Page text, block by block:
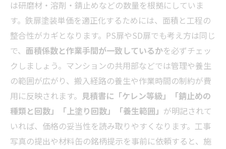
は研磨材・溶剤・錆止めなどの数量を根拠にしていま
す。鉄扉塗装単価を適正化するためには、面積と工程の
整合性がカギとなります。PS扉やSD扉でも考え方は同じ
で、 面積係数と作業手間が一致しているかを必ずチェッ
クしましょう。マンションの共用部などでは管理や養生
の範囲が広がり、搬入経路の養生や作業時間の制約が費
用に反映されます。 見積書に「ケレン等級」「錆止めの
種類と回数」「上塗り回数」「養生範囲」 が明記されて
いれば、価格の妥当性を読み取りやすくなります。工事
写真の提出や材料缶の銘柄提示を事前に依頼すると、施